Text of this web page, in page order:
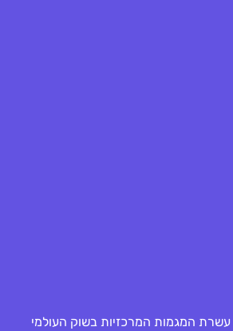
עשרת המגמות המרכזיות בשוק העולמי